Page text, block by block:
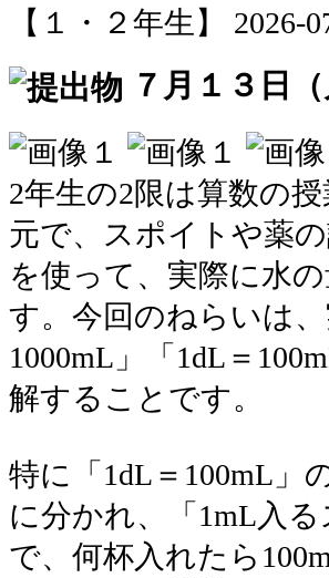
【１・２年生】 2026-
７月１３日
2年生の2限は算数の
元で、スポイトや薬
を使って、実際に水
す。今回のねらいは
1000mL」「1dL＝
解することです。
特に「1dL＝100mL」
に分かれ、「1mL入
で、何杯入れたら